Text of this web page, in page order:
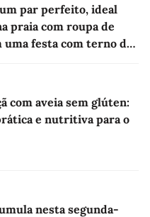
par perfeito, ideal
praia com roupa de
uma festa com terno de
com aveia sem glúten:
e nutritiva para o
nesta segunda-